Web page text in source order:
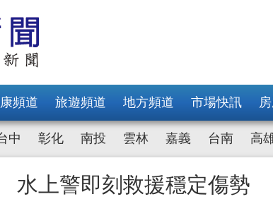
頻道 旅遊頻道 地方頻道 市場快訊
中 彰化 南投 雲林 嘉義 台南 高
上警即刻救援穩定傷勢